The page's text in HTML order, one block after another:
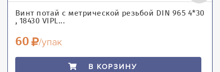
Винт потай с метрической резьбой DIN 965 4*30
, 18430 VIPL...
60 /упак
В КОРЗИНУ